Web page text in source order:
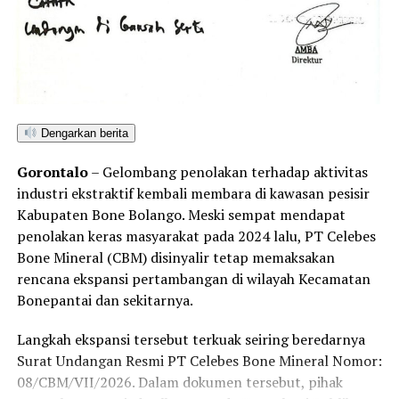
aktivitas PETI secara masif dampaknya langsung
mengancam kelestarian lingkungan, memicu
sedimentasi sungai, serta meningkatkan risiko bencana
Penegakan hukum yang adil, transparan, dan tanpa
pandang bulu menjadi kunci utama untuk menepis
anggapan publik mengenai adanya tebang pilih dalam
penindakan tambang ilegal di Kabupaten Pohuwato.
Hingga berita ini diterbitkan, redaksi Barakati.id telah
berupaya melayangkan konfirmasi kepada pihak yang
diduga bertanggung jawab atas aktivitas tersebut,
namun belum mendapatkan tanggapan. Sesuai kode etik
jurnalistik, ruang klarifikasi dan hak jawab tetap terbuka
untuk memelihara keberimbangan berita.
Dengarkan berita
Gorontalo– Gelombang penolakan terhadap aktivitas
industri ekstraktif kembali membara di kawasan pesisir
Kabupaten Bone Bolango. Meski sempat mendapat
penolakan keras masyarakat pada 2024 lalu, PT Celebes
Bone Mineral (CBM) disinyalir tetap memaksakan
rencana ekspansi pertambangan di wilayah Kecamatan
Bonepantai dan sekitarnya.
Langkah ekspansi tersebut terkuak seiring beredarnya
Surat Undangan Resmi PT Celebes Bone Mineral Nomor:
08/CBM/VII/2026. Dalam dokumen tersebut, pihak